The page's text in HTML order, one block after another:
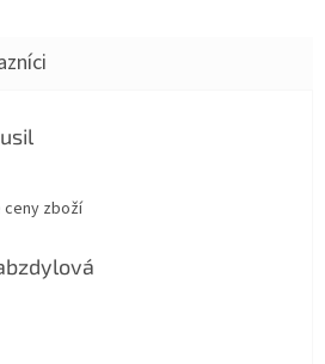
je 5 z 5 hvězdiček.
ceny zboží
je 5 z 5 hvězdiček.